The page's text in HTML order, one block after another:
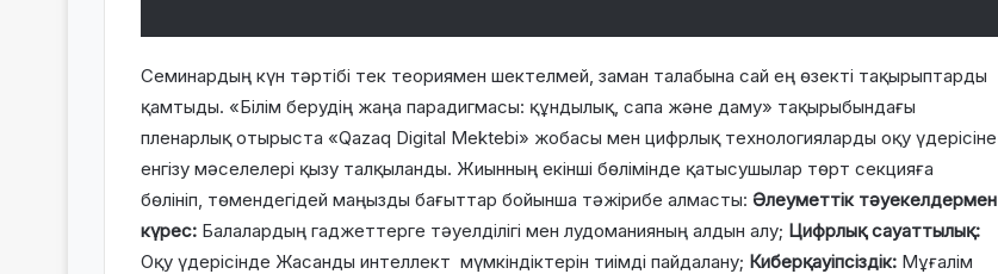
Семинардың күн тәртібі тек теориямен шектелмей, заман талабына сай ең өзекті тақырыптарды
қамтыды. «Білім берудің жаңа парадигмасы: құндылық, сапа және даму» тақырыбындағы
пленарлық отырыста «Qazaq Digital Mektebi» жобасы мен цифрлық технологияларды оқу үдерісіне
енгізу мәселелері қызу талқыланды. Жиынның екінші бөлімінде қатысушылар төрт секцияға
бөлініп, төмендегідей маңызды бағыттар бойынша тәжірибе алмасты: Әлеуметтік тәуекелдермен
күрес: Балалардың гаджеттерге тәуелділігі мен лудоманияның алдын алу; Цифрлық сауаттылық:
Оқу үдерісінде Жасанды интеллект мүмкіндіктерін тиімді пайдалану; Киберқауіпсіздік: Мұғалім